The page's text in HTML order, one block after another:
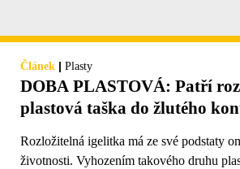
Článek | Plasty
DOBA PLASTOVÁ: Patří
plastová taška do žlutého
Rozložitelná igelitka má ze své podstaty
životnosti. Vyhozením takového druhu